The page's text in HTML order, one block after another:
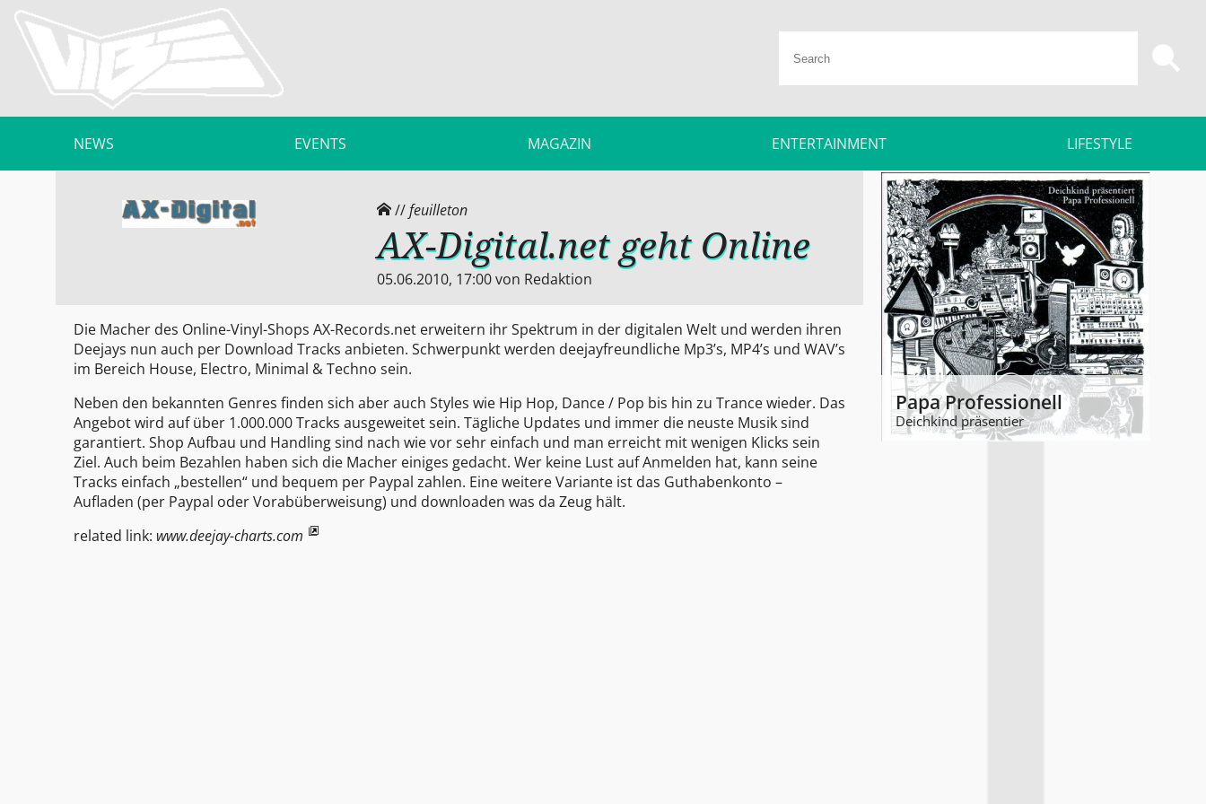
NEWS EVENTS MAGAZIN ENTERTAINMENT LIFESTYLE
//feuilleton
AX-Digital.net geht Online
05.06.2010, 17:00von Redaktion
Die Macher des Online-Vinyl-Shops AX-Records.net erweitern ihr Spektrum in der digitalen Welt und werden ihren
Deejays nun auch per Download Tracks anbieten. Schwerpunkt werden deejayfreundliche Mp3’s, MP4’s und WAV’s
im Bereich House, Electro, Minimal & Techno sein.
Neben den bekannten Genres finden sich aber auch Styles wie Hip Hop, Dance / Pop bis hin zu Trance wieder. Das
Angebot wird auf über 1.000.000 Tracks ausgeweitet sein. Tägliche Updates und immer die neuste Musik sind
garantiert. Shop Aufbau und Handling sind nach wie vor sehr einfach und man erreicht mit wenigen Klicks sein
Ziel. Auch beim Bezahlen haben sich die Macher einiges gedacht. Wer keine Lust auf Anmelden hat, kann seine
Tracks einfach „bestellen“ und bequem per Paypal zahlen. Eine weitere Variante ist das Guthabenkonto –
Aufladen (per Paypal oder Vorabüberweisung) und downloaden was da Zeug hält.
related link: www.deejay-charts.com
Papa Professionell
Deichkind präsentier